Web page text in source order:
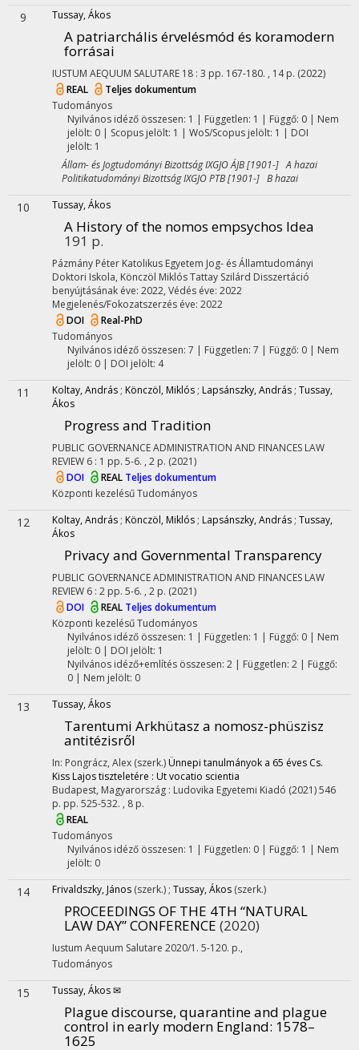
9 Tussay, Ákos
A patriarchális érvelésmód és koramodern
forrásai
IUSTUM AEQUUM SALUTARE 18 : 3 pp. 167-180. , 14 p. (2022)
REAL
Teljes dokumentum
Tudományos
Nyilvános idéző összesen: 1 | Független: 1 | Függő: 0 | Nem
jelölt: 0 | Scopus jelölt: 1 | WoS/Scopus jelölt: 1 | DOI
jelölt: 1
Állam- és Jogtudományi Bizottság IXGJO ÁJB [1901-] A hazai
Politikatudományi Bizottság IXGJO PTB [1901-] B hazai
10 Tussay, Ákos
A History of the nomos empsychos Idea
191 p.
Pázmány Péter Katolikus Egyetem Jog- és Államtudományi
Doktori Iskola, Könczöl MiklósTattay Szilárd Disszertáció
benyújtásának éve: 2022, Védés éve: 2022
Megjelenés/Fokozatszerzés éve: 2022
DOI
Real-PhD
Tudományos
Nyilvános idéző összesen: 7 | Független: 7 | Függő: 0 | Nem
jelölt: 0 | DOI jelölt: 4
11 Koltay, András ; Könczöl, Miklós ; Lapsánszky, András ; Tussay,
Ákos
Progress and Tradition
PUBLIC GOVERNANCE ADMINISTRATION AND FINANCES LAW
REVIEW 6 : 1 pp. 5-6. , 2 p. (2021)
DOI
REAL Teljes dokumentum
Központi kezelésűTudományos
12 Koltay, András ; Könczöl, Miklós ; Lapsánszky, András ; Tussay,
Ákos
Privacy and Governmental Transparency
PUBLIC GOVERNANCE ADMINISTRATION AND FINANCES LAW
REVIEW 6 : 2 pp. 5-6. , 2 p. (2021)
DOI
REAL Teljes dokumentum
Központi kezelésűTudományos
Nyilvános idéző összesen: 1 | Független: 1 | Függő: 0 | Nem
jelölt: 0 | DOI jelölt: 1
Nyilvános idéző+említés összesen: 2| Független: 2 | Függő:
0 | Nem jelölt: 0
13 Tussay, Ákos
Tarentumi Arkhütasz a nomosz-phüszisz
antitézisről
In: Pongrácz, Alex (szerk.) Ünnepi tanulmányok a 65 éves Cs.
Kiss Lajos tiszteletére : Ut vocatio scientia
Budapest, Magyarország : Ludovika Egyetemi Kiadó (2021)546
p. pp. 525-532. , 8 p.
REAL
Tudományos
Nyilvános idéző összesen: 1 | Független: 0 | Függő: 1 | Nem
jelölt: 0
14 Frivaldszky, János (szerk.) ; Tussay, Ákos (szerk.)
PROCEEDINGS OF THE 4TH “NATURAL
LAW DAY” CONFERENCE (2020)
Iustum Aequum Salutare 2020/1. 5-120. p.,
Tudományos
15 Tussay, Ákos ✉
Plague discourse, quarantine and plague
control in early modern England: 1578–
1625